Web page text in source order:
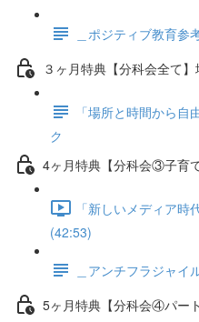
＿ポジティブ教育参
３ヶ月特典【分科会全て
「場所と時間から
ク
4ヶ月特典【分科会③子育
「新しいメディア
(42:53)
＿アンチフラジャイ
5ヶ月特典【分科会④パー